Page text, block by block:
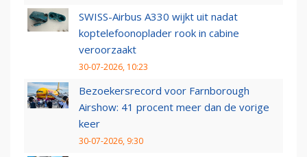
SWISS-Airbus A330 wijkt uit nadat
koptelefoonoplader rook in cabine
veroorzaakt
30-07-2026, 10:23
Bezoekersrecord voor Farnborough
Airshow: 41 procent meer dan de vorige
keer
30-07-2026, 9:30